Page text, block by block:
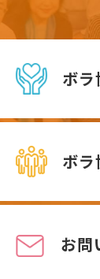
ボ
ボ
お問